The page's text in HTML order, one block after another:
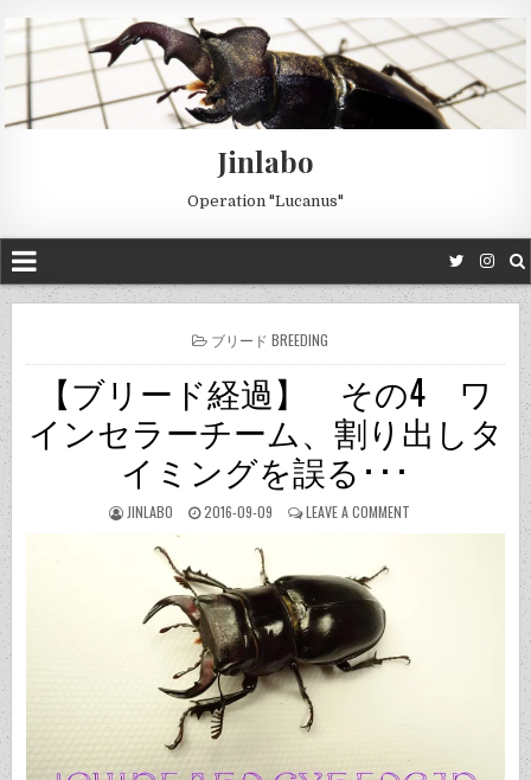
Jinlabo
Operation "Lucanus"
POSTED
ブリード BREEDING
【ブリード経過】 その4 ワ
インセラーチーム、割り出しタ
イミングを誤る･･･
JINLABO 2016-09-09 LEAVE A COMMENT